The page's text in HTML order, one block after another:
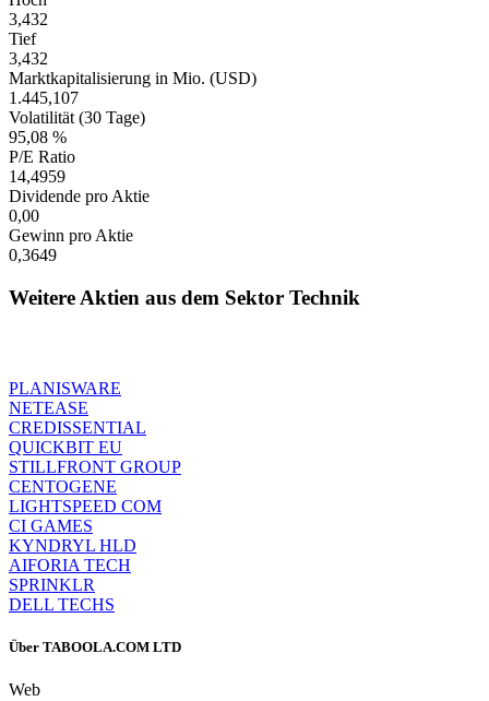
3,432
Tief
3,432
Marktkapitalisierung in Mio. (USD)
1.445,107
Volatilität (30 Tage)
95,08 %
P/E Ratio
14,4959
Dividende pro Aktie
0,00
Gewinn pro Aktie
0,3649
Weitere Aktien aus dem Sektor Technik
PLANISWARE
NETEASE
CREDISSENTIAL
QUICKBIT EU
STILLFRONT GROUP
CENTOGENE
LIGHTSPEED COM
CI GAMES
KYNDRYL HLD
AIFORIA TECH
SPRINKLR
DELL TECHS
Über TABOOLA.COM LTD
Web